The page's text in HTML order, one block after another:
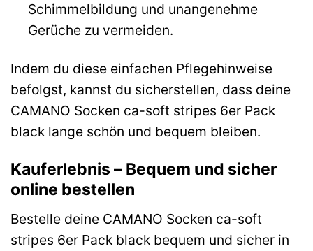
Schimmelbildung und unangenehme
Gerüche zu vermeiden.
Indem du diese einfachen Pflegehinweise
befolgst, kannst du sicherstellen, dass deine
CAMANO Socken ca-soft stripes 6er Pack
black lange schön und bequem bleiben.
Kauferlebnis – Bequem und sicher
online bestellen
Bestelle deine CAMANO Socken ca-soft
stripes 6er Pack black bequem und sicher in